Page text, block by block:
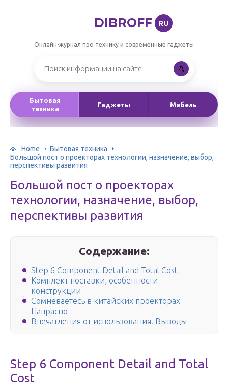
DIBROFF RU
Онлайн-журнал про технику и современные гаджеты
Бытовая
техника
Гаджеты Мебель
Home
Бытовая техника
Большой пост о проекторах технологии, назначение, выбор,
перспективы развития
Большой пост о проекторах
технологии, назначение, выбор,
перспективы развития
Содержание:
Step 6 Component Detail and Total Cost
Комплект поставки, особенности
конструкции
Сомневаетесь в китайских проекторах
Напрасно
Впечатления от использования. Выводы
Step 6 Component Detail and Total
Cost